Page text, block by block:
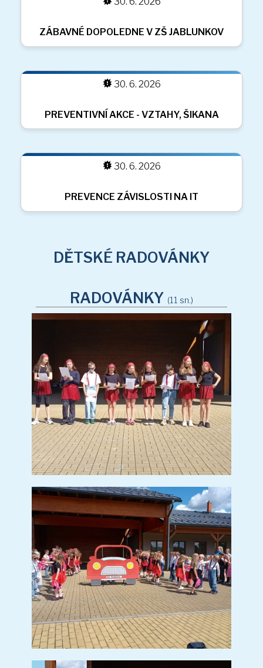
SETKÁNÍ SE STUDENTY S PROJEKTU
ERASMUS
OCHUTNÁVKA MLÉČNÝCH VÝROBKŮ
DEN ZEMĚ V JABLUNKOVĚ
ZÁBAVNÉ DOPOLEDNE V ZŠ JABLUNKOV
30. 6. 2026
PREVENTIVNÍ AKCE - VZTAHY, ŠIKANA
30. 6. 2026
PREVENCE ZÁVISLOSTI NA IT
DĚTSKÉ RADOVÁNKY